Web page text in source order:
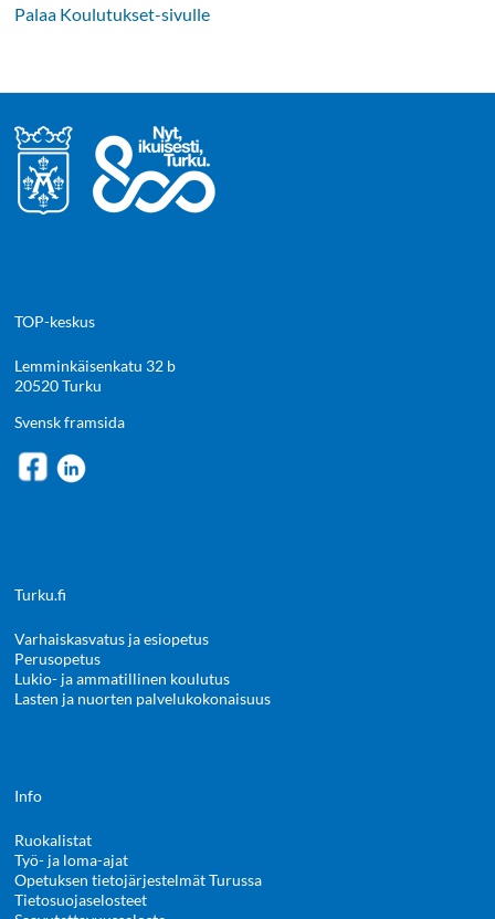
Palaa Koulutukset-sivulle
TOP-keskus
Lemminkäisenkatu 32 b
20520 Turku
Svensk framsida
Turku.fi
Varhaiskasvatus ja esiopetus
Perusopetus
Lukio- ja ammatillinen koulutus
Lasten ja nuorten palvelukokonaisuus
Info
Ruokalistat
Työ- ja loma-ajat
Opetuksen tietojärjestelmät Turussa
Tietosuojaselosteet